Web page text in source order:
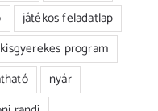
játékos feladatlap
kisgyerekes program
nyár